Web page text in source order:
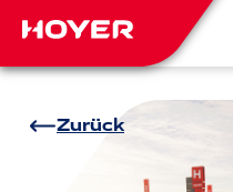
Zurück